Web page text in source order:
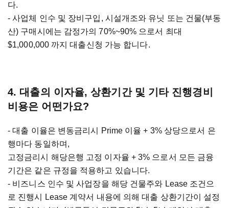
다.
- 사업체 인수 및 장비구입, 시설개조와 유닛 또는 건물(부동
산) 구매시에는 감정가의 70%~90% 으로서 최대
$1,000,000 까지 대출신청 가능 합니다.
4. 대출의 이자율, 상환기간 및 기타 진행경비
비용은 어떤가요?
- 대출 이율은 변동금리시 Prime 이율 + 3% 상당으로서 은
행마다 동일하며,
고정금리시 해당은행 고정 이자율 + 3% 으로서 모든 금융
기간은 같은 규정을 적용하고 있습니다.
- 비즈니스 인수 및 사업장을 해당 건물주와 Lease 조건으
로 진행시 Lease 계약서 내용에 의해 대출 상환기간이 설정